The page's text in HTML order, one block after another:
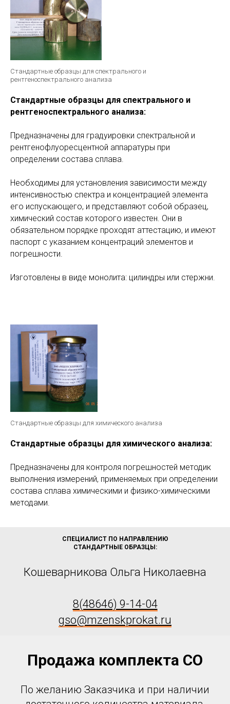
Стандартные образцы для спектрального и
рентгеноспектрального анализа
Стандартные образцы для спектрального и
рентгеноспектрального анализа:
Предназначены для градуировки спектральной и
рентгенофлуоресцентной аппаратуры при
определении состава сплава.
Необходимы для установления зависимости между
интенсивностью спектра и концентрацией элемента
его испускающего, и представляют собой образец,
химический состав которого известен. Они в
обязательном порядке проходят аттестацию, и имеют
паспорт с указанием концентраций элементов и
погрешности.
Изготовлены в виде монолита: цилиндры или стержни.
Стандартные образцы для химического анализа
Стандартные образцы для химического анализа:
Предназначены для контроля погрешностей методик
выполнения измерений, применяемых при определении
состава сплава химическими и физико-химическими
методами.
СПЕЦИАЛИСТ ПО НАПРАВЛЕНИЮ
СТАНДАРТНЫЕ ОБРАЗЦЫ:
Кошеварникова Ольга Николаевна
8(48646) 9-14-04
gso@mzenskprokat.ru
Продажа комплекта СО
По желанию Заказчика и при наличии